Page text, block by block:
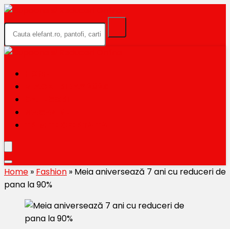
Home » Fashion » Meia aniversează 7 ani cu reduceri de
pana la 90%